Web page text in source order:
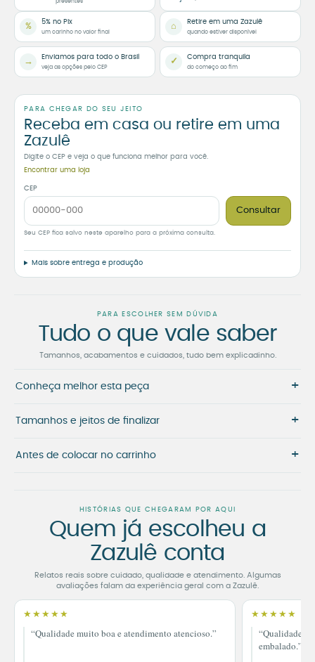
presentes
% 5% no Pix
um carinho no valor final
⌂ Retire em uma Zazulê
quando estiver disponível
→ Enviamos para todo o Brasil
veja as opções pelo CEP
✓ Compra tranquila
do começo ao fim
PARA CHEGAR DO SEU JEITO
Receba em casa ou retire em uma
Zazulê
Digite o CEP e veja o que funciona melhor para você.
Encontrar uma loja
CEP
Consultar
Seu CEP fica salvo neste aparelho para a próxima consulta.
Mais sobre entrega e produção
PARA ESCOLHER SEM DÚVIDA
Tudo o que vale saber
Tamanhos, acabamentos e cuidados, tudo bem explicadinho.
Conheça melhor esta peça +
Tamanhos e jeitos de finalizar +
Antes de colocar no carrinho +
HISTÓRIAS QUE CHEGARAM POR AQUI
Quem já escolheu a
Zazulê conta
Relatos reais sobre cuidado, qualidade e atendimento. Algumas
avaliações falam da experiência geral com a Zazulê.
★★★★★
“Qualidade muito boa e atendimento atencioso.”
★★★★★
“Qualidade
embalado.”